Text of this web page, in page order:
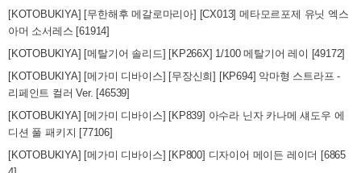
[KOTOBUKIYA] [무한해후 메갈로마리아] [CX013] 메타모르포제 유닛 엑스
아머 소서레스 [61914]
[KOTOBUKIYA] [메탈기어 솔리드] [KP266X] 1/100 메탈기어 레이 [49172]
[KOTOBUKIYA] [메가미 디바이스] [무장신희] [KP694] 악마형 스트라프 -
리페인트 컬러 Ver. [46539]
[KOTOBUKIYA] [메가미 디바이스] [KP839] 아수라 닌자 카나메 섀도우 에
디션 풀 패키지 [77106]
[KOTOBUKIYA] [메가미 디바이스] [KP800] 디자이어 메이든 레이더 [6865